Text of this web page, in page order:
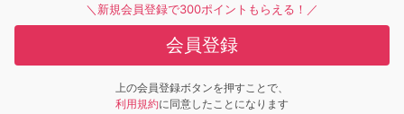
＼新規会員登録で300ポイントもらえる！／
会員登録
上の会員登録ボタンを押すことで、
利用規約に同意したことになります